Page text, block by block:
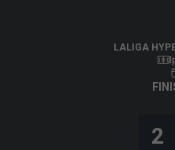
LALIGA
2